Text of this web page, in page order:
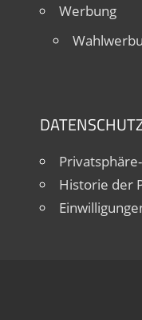
Werbung
Historie der